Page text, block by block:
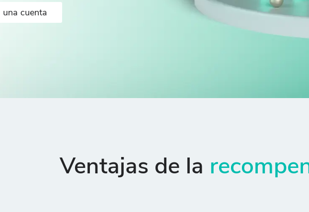
una cuenta
Ventajas de la